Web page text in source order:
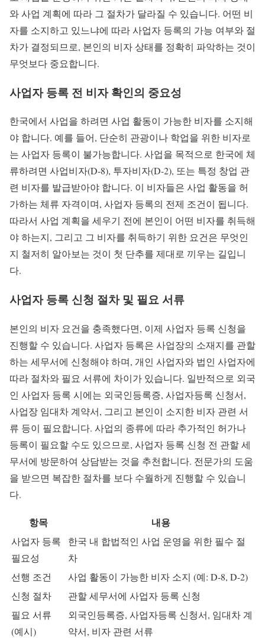
와 사업 계획에 따라 그 절차가 달라질 수 있습니다. 어떤 비
자를 소지하고 있느냐에 따라 사업자 등록의 가능 여부와 절
차가 결정되므로, 본인의 비자 상태를 정확히 파악하는 것이
무엇보다 중요합니다.
사업자 등록 전 비자 확인의 중요성
한국에서 사업을 하려면 사업 활동이 가능한 비자를 소지해
야 합니다. 예를 들어, 단순히 관광이나 학업을 위한 비자로
는 사업자 등록이 불가능합니다. 사업을 목적으로 한국에 체
류하려면 사업비자(D-8), 투자비자(D-2), 또는 특정 창업 관
련 비자를 발급받아야 합니다. 이 비자들은 사업 활동을 허
가하는 체류 자격이며, 사업자 등록의 전제 조건이 됩니다.
따라서 사업 계획을 세우기 전에 본인이 어떤 비자를 취득해
야 하는지, 그리고 그 비자를 취득하기 위한 요건은 무엇인
지 철저히 알아보는 것이 첫 단추를 제대로 끼우는 길입니
다.
사업자 등록 신청 절차 및 필요 서류
본인의 비자 요건을 충족했다면, 이제 사업자 등록 신청을
진행할 수 있습니다. 사업자 등록은 사업장의 소재지를 관할
하는 세무서에 신청해야 하며, 개인 사업자와 법인 사업자에
따라 절차와 필요 서류에 차이가 있습니다. 일반적으로 외국
인 사업자 등록 시에는 외국인등록증, 사업자등록 신청서,
사업장 임대차 계약서, 그리고 본인이 소지한 비자 관련 서
류 등이 필요합니다. 사업의 종류에 따라 추가적인 허가나
등록이 필요할 수도 있으므로, 사업자 등록 신청 전 관할 세
무서에 방문하여 상담받는 것을 추천합니다. 전문가의 도움
을 받으면 복잡한 절차를 보다 수월하게 진행할 수 있습니
다.
항목 내용
사업자 등록
필요성
한국 내 합법적인 사업 운영을 위한 필수 절
차
선행 조건
사업 활동이 가능한 비자 소지 (예: D-8, D-2)
신청 절차
관할 세무서에 사업자 등록 신청
필요 서류
(예시)
외국인등록증, 사업자등록 신청서, 임대차 계
약서, 비자 관련 서류